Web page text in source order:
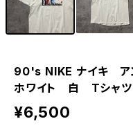
90's NIKE ナイキ ア
ホワイト 白 Tシャツ
¥6,500